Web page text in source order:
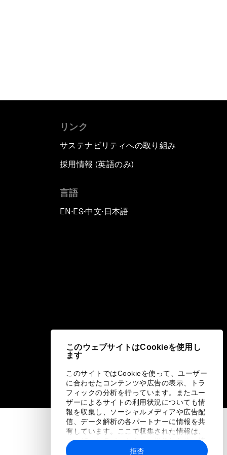
このウェブサイトはCookieを使用し
ます
このサイトではCookieを使って、ユーザー
に合わせたコンテンツや広告の表示、トラ
フィックの分析を行っています。またユー
ザーによるサイトの利用状況についても情
報を収集し、ソーシャルメディアや広告配
信、データ解析の各パートナーに情報を共
有しています。ここで収集された情報は、
ユーザーが各パートナーに提供した他の情
報や各パートナーのサービスを使用した際
拒否
リンク
サステナビリティへの取り組み
採用情報 (英語のみ)
言語
EN ▪ES▪中文▪ 日本語